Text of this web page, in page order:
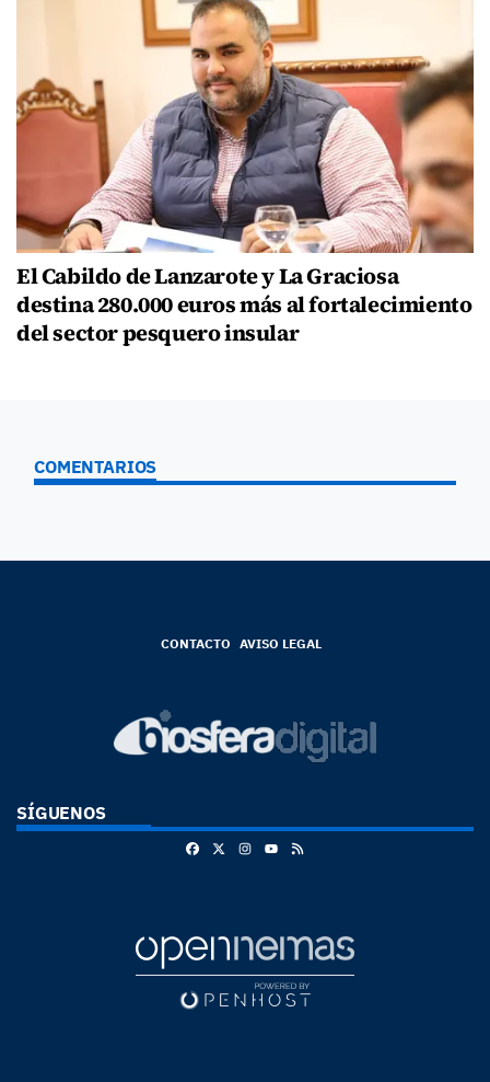
El Cabildo de Lanzarote y La Graciosa
destina 280.000 euros más al fortalecimiento
del sector pesquero insular
COMENTARIOS
CONTACTO AVISO LEGAL
SÍGUENOS
FacebookInstagram